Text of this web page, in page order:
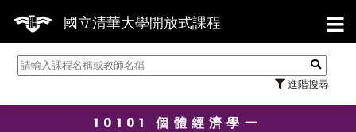
國立清華大學開放式課程
進階搜尋
【
10101 個體經濟學一